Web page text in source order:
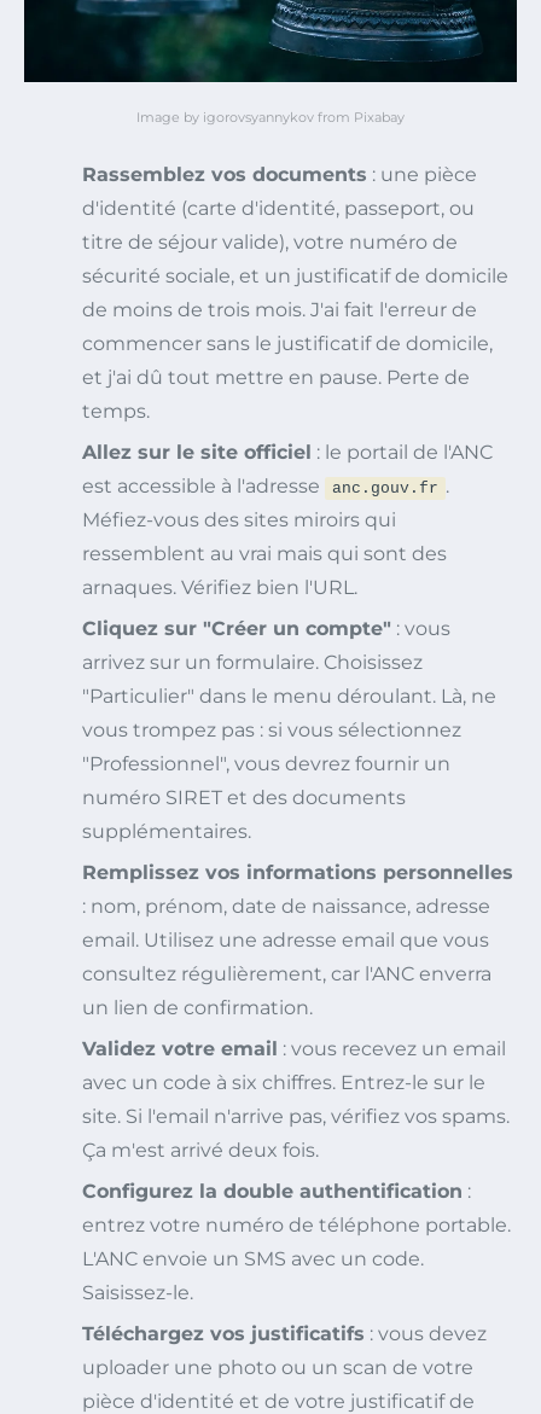
Image by igorovsyannykov from Pixabay
Rassemblez vos documents : une pièce
d'identité (carte d'identité, passeport, ou
titre de séjour valide), votre numéro de
sécurité sociale, et un justificatif de domicile
de moins de trois mois. J'ai fait l'erreur de
commencer sans le justificatif de domicile,
et j'ai dû tout mettre en pause. Perte de
temps.
Allez sur le site officiel : le portail de l'ANC
est accessible à l'adresse
anc.gouv.fr .
Méfiez-vous des sites miroirs qui
ressemblent au vrai mais qui sont des
arnaques. Vérifiez bien l'URL.
Cliquez sur "Créer un compte" : vous
arrivez sur un formulaire. Choisissez
"Particulier" dans le menu déroulant. Là, ne
vous trompez pas : si vous sélectionnez
"Professionnel", vous devrez fournir un
numéro SIRET et des documents
supplémentaires.
Remplissez vos informations personnelles
: nom, prénom, date de naissance, adresse
email. Utilisez une adresse email que vous
consultez régulièrement, car l'ANC enverra
un lien de confirmation.
Validez votre email : vous recevez un email
avec un code à six chiffres. Entrez-le sur le
site. Si l'email n'arrive pas, vérifiez vos spams.
Ça m'est arrivé deux fois.
Configurez la double authentification :
entrez votre numéro de téléphone portable.
L'ANC envoie un SMS avec un code.
Saisissez-le.
Téléchargez vos justificatifs : vous devez
uploader une photo ou un scan de votre
pièce d'identité et de votre justificatif de